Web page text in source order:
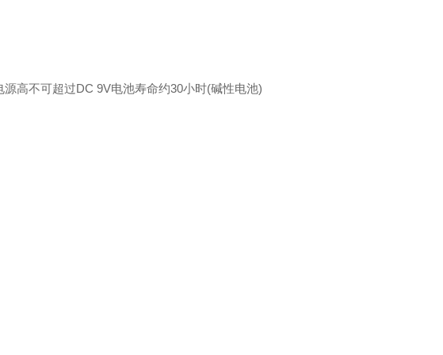
源高不可超过DC 9V电池寿命约30小时(碱性电池)